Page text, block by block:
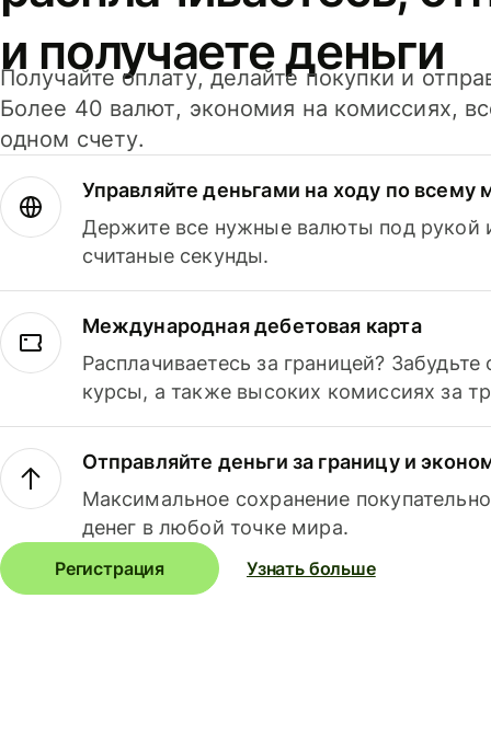
и получаете деньги
Получайте оплату, делайте покупки и
Более 40 валют, экономия на комиссиях,
одном счету.
Управляйте деньгами на ходу по всему
Держите все нужные валюты под рукой
считаные секунды.
Международная дебетовая карта
Расплачиваетесь за границей?
курсы, а также высоких комиссиях за
Отправляйте деньги за границу и
Максимальное сохранение
денег в любой точке мира.
Регистрация Узнать больше